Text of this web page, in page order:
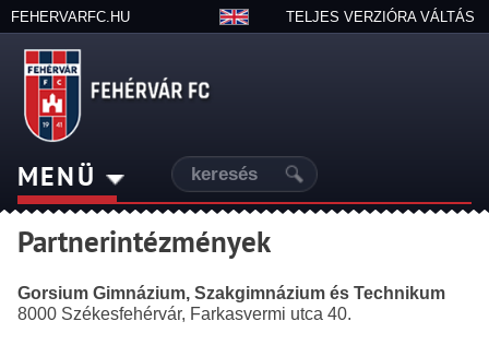
FEHERVARFC.HU TELJES VERZIÓRA VÁLTÁS
MENÜ
Partnerintézmények
Gorsium Gimnázium, Szakgimnázium és Technikum
8000 Székesfehérvár, Farkasvermi utca 40.